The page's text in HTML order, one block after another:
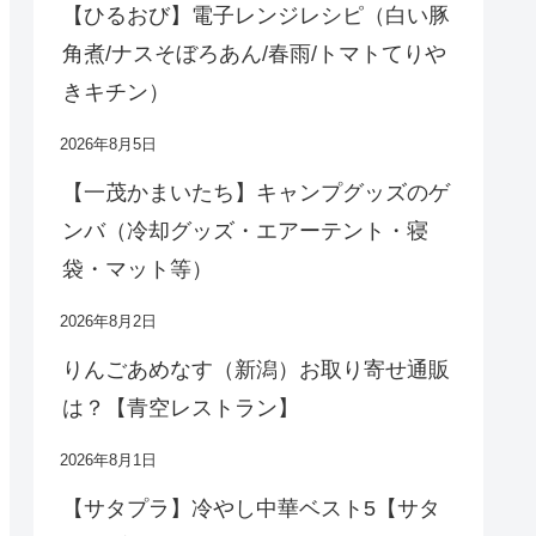
【ひるおび】電子レンジレシピ（白い豚
角煮/ナスそぼろあん/春雨/トマトてりや
きキチン）
2026年8月5日
【一茂かまいたち】キャンプグッズのゲ
ンバ（冷却グッズ・エアーテント・寝
袋・マット等）
2026年8月2日
りんごあめなす（新潟）お取り寄せ通販
は？【青空レストラン】
2026年8月1日
【サタプラ】冷やし中華ベスト5【サタ